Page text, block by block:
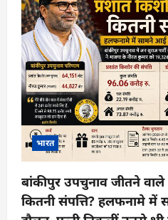
भारत
बांकीपुर उपचुनाव जीतने वाले
कितनी संपत्ति? हलफनामे में